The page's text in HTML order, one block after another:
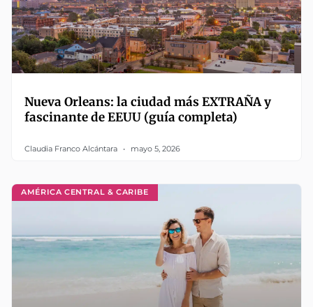
Nueva Orleans: la ciudad más EXTRAÑA y
fascinante de EEUU (guía completa)
Claudia Franco Alcántara mayo 5, 2026
AMÉRICA CENTRAL & CARIBE